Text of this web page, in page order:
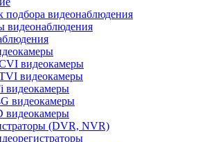
видеонаблюдения
видеонаблюдения
видеокамеры
видеокамеры
видеокамеры
видеокамеры
видеокамеры
(DVR, NVR)